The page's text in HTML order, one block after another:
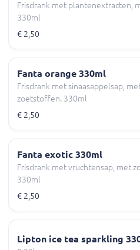
Frisdrank met plantenextracten,
330ml
€ 2,50
Fanta orange 330ml
Frisdrank met sinaasappelsap,
zoetstoffen. 330ml
€ 2,50
Fanta exotic 330ml
Frisdrank met vruchtensap, met
330ml
€ 2,50
Lipton ice tea sparkling